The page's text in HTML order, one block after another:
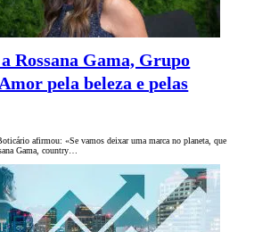
Rossana Gama, Grupo
pela beleza e pelas
afirmou: «Se vamos deixar uma marca no planeta, que
Gama, country…